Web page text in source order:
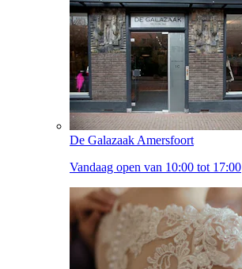
De Galazaak Amersfoort
Vandaag open van 10:00 tot 17:00